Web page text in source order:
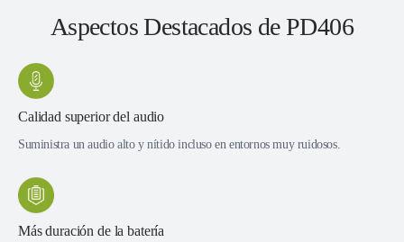
Aspectos Destacados de PD406
Calidad superior del audio
Suministra un audio alto y nítido incluso en entornos muy ruidosos.
Más duración de la batería